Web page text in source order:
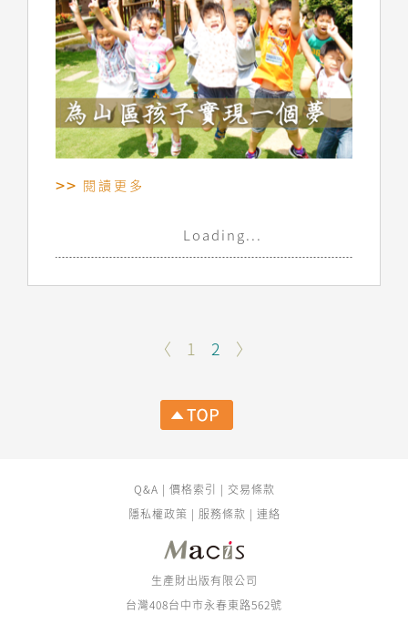
閱讀更多
Loading...
〈 1 2 〉
Q&A | 價格索引 | 交易條款
隱私權政策 | 服務條款 | 連絡
生產財出版有限公司
台灣408台中市永春東路562號